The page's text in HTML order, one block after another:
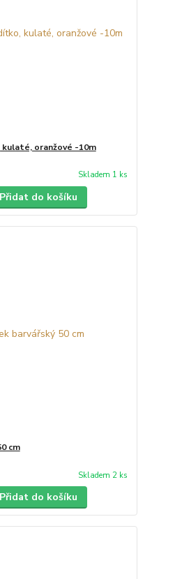
oranžové -10m
Skladem 1 ks
Přidat do košíku
cm
Skladem 2 ks
Přidat do košíku